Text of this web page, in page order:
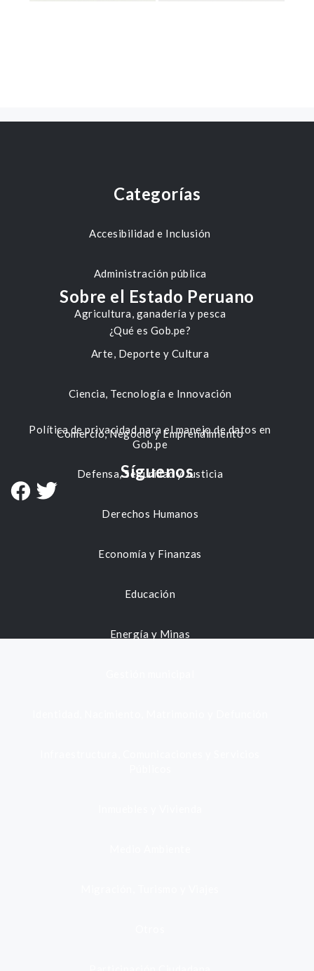
Categorías
Accesibilidad e Inclusión
Administración pública
Agricultura, ganadería y pesca
Arte, Deporte y Cultura
Ciencia, Tecnología e Innovación
Comercio, Negocio y Emprendimiento
Defensa, Seguridad y Justicia
Derechos Humanos
Economía y Finanzas
Educación
Energía y Minas
Sobre el Estado Peruano
¿Qué es Gob.pe?
Política de privacidad para el manejo de datos en
Gob.pe
Síguenos